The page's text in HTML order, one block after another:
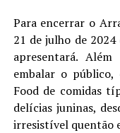
Para encerrar o
21 de julho de
apresentará.
embalar o
Food de comidas
delícias juninas,
irresistível quentão